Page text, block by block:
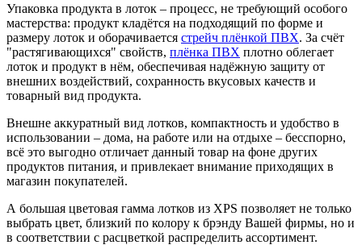
Упаковка продукта в лоток – процесс, не требующий особого
мастерства: продукт кладётся на подходящий по форме и
размеру лоток и оборачивается стрейч плёнкой ПВХ. За счёт
"растягивающихся" свойств, плёнка ПВХ плотно облегает
лоток и продукт в нём, обеспечивая надёжную защиту от
внешних воздействий, сохранность вкусовых качеств и
товарный вид продукта.
Внешне аккуратный вид лотков, компактность и удобство в
использовании – дома, на работе или на отдыхе – бесспорно,
всё это выгодно отличает данный товар на фоне других
продуктов питания, и привлекает внимание приходящих в
магазин покупателей.
А большая цветовая гамма лотков из XPS позволяет не только
выбрать цвет, близкий по колору к брэнду Вашей фирмы, но и
в соответствии с расцветкой распределить ассортимент.